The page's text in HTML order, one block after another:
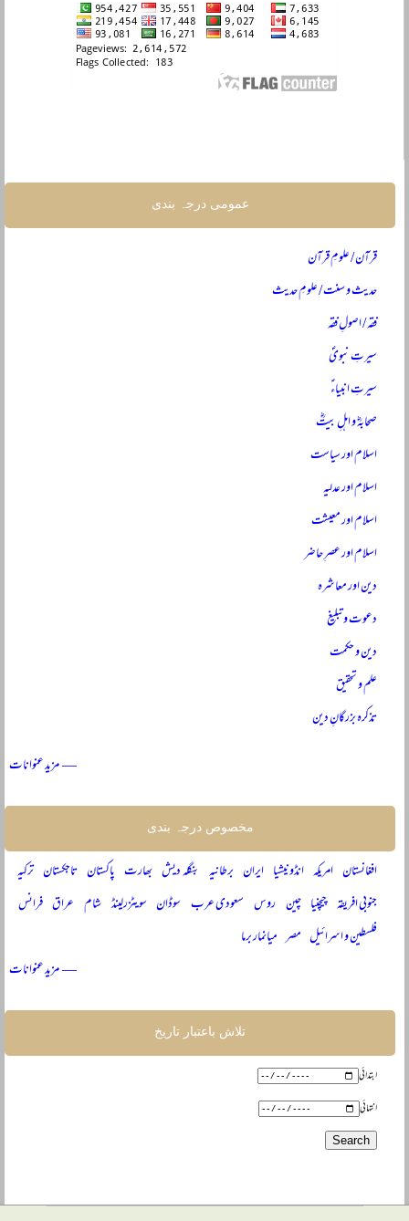
عمومی درجہ بندی
قرآن / علومِ قرآن
حدیث و سنت / علومِ حدیث
فقہ / اصولِ فقہ
سیرتِ نبویؐ
سیرتِ انبیاءؑ
صحابہؓ و اہلِ بیتؓ
اسلام اور سیاست
اسلام اور عدلیہ
اسلام اور معیشت
اسلام اور عصرِ حاضر
دین اور معاشرہ
دعوت و تبلیغ
دین و حکمت
علم و تحقیق
تذکرہ بزرگانِ دین
— مزید عنوانات
مخصوص درجہ بندی
افغانستان امریکہ انڈونیشیا ایران برطانیہ بنگلہ دیش بھارت پاکستان تاجکستان ترکیہ
جنوبی افریقہ چیچنیا چین روس سعودی عرب سوڈان سویٹزرلینڈ شام عراق فرانس
فلسطین و اسرائیل مصر میانمار برما
— مزید عنوانات
تلاش باعتبار تاریخ
ابتدائی
انتہائی